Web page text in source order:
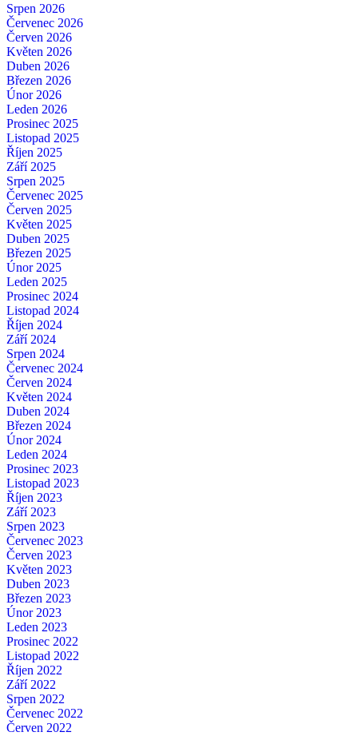
Srpen 2026
Červenec 2026
Červen 2026
Květen 2026
Duben 2026
Březen 2026
Únor 2026
Leden 2026
Prosinec 2025
Listopad 2025
Říjen 2025
Září 2025
Srpen 2025
Červenec 2025
Červen 2025
Květen 2025
Duben 2025
Březen 2025
Únor 2025
Leden 2025
Prosinec 2024
Listopad 2024
Říjen 2024
Září 2024
Srpen 2024
Červenec 2024
Červen 2024
Květen 2024
Duben 2024
Březen 2024
Únor 2024
Leden 2024
Prosinec 2023
Listopad 2023
Říjen 2023
Září 2023
Srpen 2023
Červenec 2023
Červen 2023
Květen 2023
Duben 2023
Březen 2023
Únor 2023
Leden 2023
Prosinec 2022
Listopad 2022
Říjen 2022
Září 2022
Srpen 2022
Červenec 2022
Červen 2022